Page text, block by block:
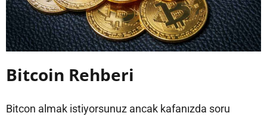
Bitcoin Rehberi
Bitcon almak istiyorsunuz ancak kafanızda soru